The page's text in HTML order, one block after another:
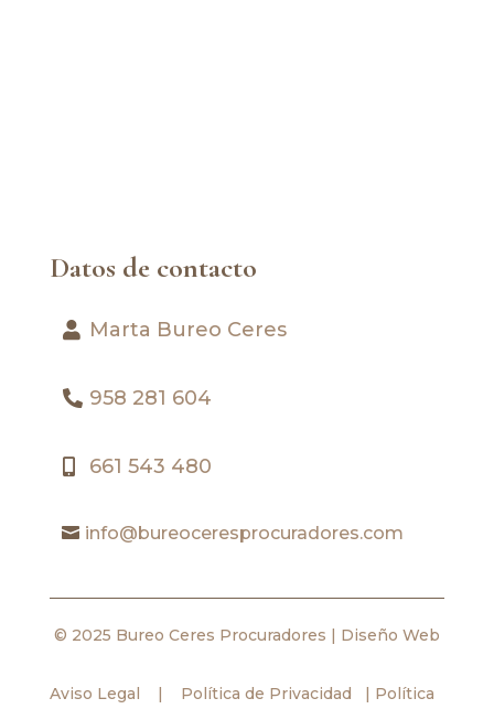
Datos de contacto
Marta Bureo Ceres
958 281 604
661 543 480
info@bureoceresprocuradores.com
© 2025 Bureo Ceres Procuradores | Diseño Web
Aviso Legal Política de Privacidad Política